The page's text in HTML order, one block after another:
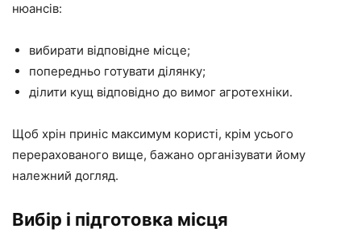
нюансів:
вибирати відповідне місце;
попередньо готувати ділянку;
ділити кущ відповідно до вимог агротехніки.
Щоб хрін приніс максимум користі, крім усього
перерахованого вище, бажано організувати йому
належний догляд.
Вибір і підготовка місця